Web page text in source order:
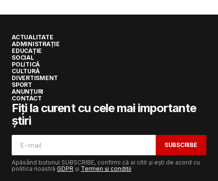
ACTUALITATE
ADMINISTRAȚIE
EDUCAȚIE
SOCIAL
POLITICĂ
CULTURĂ
DIVERTISMENT
SPORT
ANUNȚURI
CONTACT
Fiți la curent cu cele mai importante
știri
SUBSCRIBE
Apăsând butonul SUBSCRIBE, confirmi că ai citit și ești de acord cu
politica noastră GDPR și Termen și condiții